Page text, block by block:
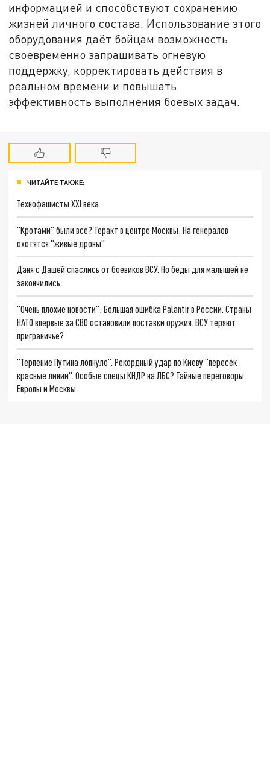
информацией и способствуют сохранению
жизней личного состава. Использование этого
оборудования даёт бойцам возможность
своевременно запрашивать огневую
поддержку, корректировать действия в
реальном времени и повышать
эффективность выполнения боевых задач.
ЧИТАЙТЕ ТАКЖЕ:
Технофашисты XXI века
"Кротами" были все? Теракт в центре Москвы: На генералов
охотятся "живые дроны"
Даня с Дашей спаслись от боевиков ВСУ. Но беды для малышей не
закончились
"Очень плохие новости": Большая ошибка Palantir в России. Страны
НАТО впервые за СВО остановили поставки оружия. ВСУ теряют
приграничье?
"Терпение Путина лопнуло". Рекордный удар по Киеву "пересёк
красные линии". Особые спецы КНДР на ЛБС? Тайные переговоры
Европы и Москвы